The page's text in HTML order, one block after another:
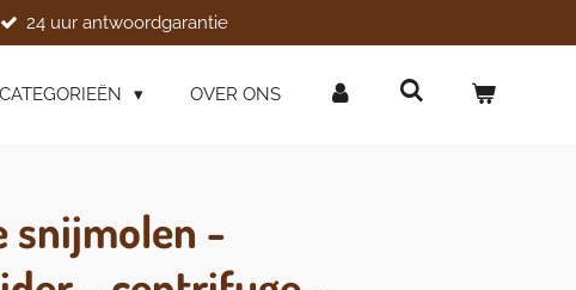
24 uur antwoordgarantie
CATEGORIEËN OVER ONS
snijmolen -